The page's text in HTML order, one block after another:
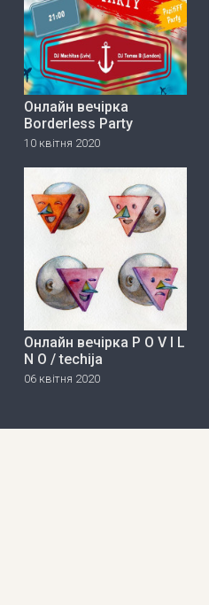
Онлайн вечірка
Borderless Party
10 квітня 2020
Онлайн вечірка P O V I L
N O / techija
06 квітня 2020